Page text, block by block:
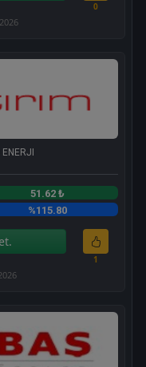
0
51.62 ₺
%115.80
1